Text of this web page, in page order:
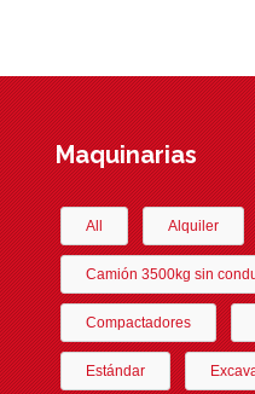
Maquinarias
All Alquiler
Camión 3500kg sin
Compactadores
Estándar